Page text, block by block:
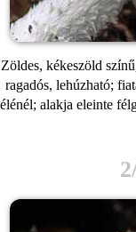
Zöldes, kékeszöld
ragadós, lehúzható;
alakja eleinte